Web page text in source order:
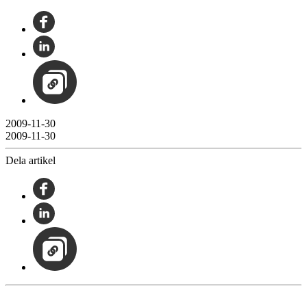
2009-11-30
2009-11-30
Dela artikel